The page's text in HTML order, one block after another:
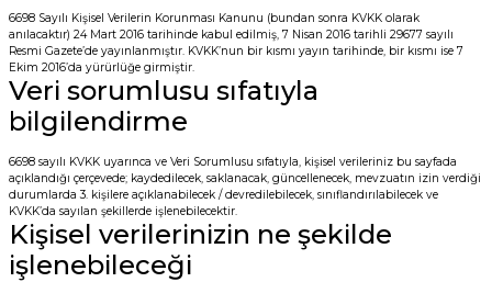
6698 Sayılı Kişisel Verilerin Korunması Kanunu (bundan sonra KVKK olarak
anılacaktır) 24 Mart 2016 tarihinde kabul edilmiş, 7 Nisan 2016 tarihli 29677 sayılı
Resmi Gazete’de yayınlanmıştır. KVKK’nun bir kısmı yayın tarihinde, bir kısmı ise 7
Ekim 2016’da yürürlüğe girmiştir.
Veri sorumlusu sıfatıyla
bilgilendirme
6698 sayılı KVKK uyarınca ve Veri Sorumlusu sıfatıyla, kişisel verileriniz bu sayfada
açıklandığı çerçevede; kaydedilecek, saklanacak, güncellenecek, mevzuatın izin verdiği
durumlarda 3. kişilere açıklanabilecek / devredilebilecek, sınıflandırılabilecek ve
KVKK’da sayılan şekillerde işlenebilecektir.
Kişisel verilerinizin ne şekilde
işlenebileceği